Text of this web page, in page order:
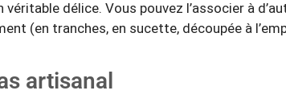
délice. Vous pouvez l’associer à
(en tranches, en sucette, découpée à
artisanal